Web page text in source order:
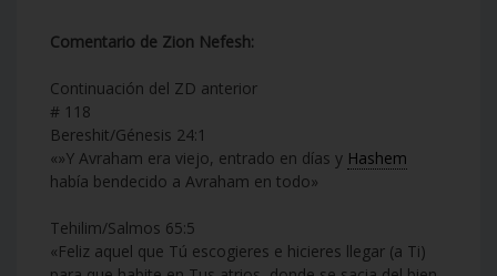
Comentario de Zion Nefesh:
Continuación del ZD anterior
# 118
Bereshit/Génesis 24:1
«»Y Avraham era viejo, entrado en días y Hashem
había bendecido a Avraham en todo»
Tehilim/Salmos 65:5
«Feliz aquel que Tú escogieres e hicieres llegar (a Ti)